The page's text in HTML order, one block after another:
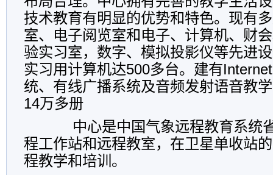
技术教育有明显的优势和特色。现有
室、电子阅览室和电子、计算机、财
验实习室，数字、模拟投影仪等先进
实习用计算机达500多台。建有
统、有线广播系统及音频发射语音教
14万多册
中心是中国气象远程教育系统
程工作站和远程教室，在卫星单收站
程教学和培训。